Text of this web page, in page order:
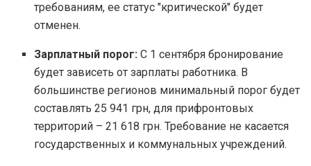
требованиям, ее статус "критической" будет
отменен.
Зарплатный порог: С 1 сентября бронирование
будет зависеть от зарплаты работника. В
большинстве регионов минимальный порог будет
составлять 25 941 грн, для прифронтовых
территорий – 21 618 грн. Требование не касается
государственных и коммунальных учреждений.